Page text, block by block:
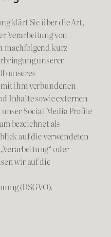
klärt Sie über die Art,
Verarbeitung von
(nachfolgend kurz
unserer
unseres
ihm verbundenen
Inhalte sowie externen
Social Media Profile
bezeichnet als
auf die verwendeten
oder
wir auf die
(DSGVO).